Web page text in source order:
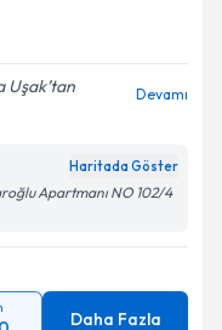
ilişkinAydınlatma
belirtilen
Uşak’tan
Devamı
Haritada Göster
Apartmanı NO 102/4
Daha Fazla